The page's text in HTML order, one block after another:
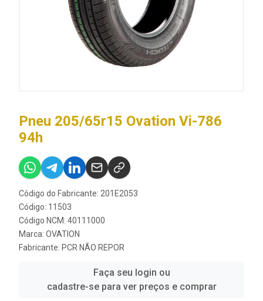
Pneu 205/65r15 Ovation Vi-786
94h
Código do Fabricante: 201E2053
Código: 11503
Código NCM: 40111000
Marca: OVATION
Fabricante: PCR NÃO REPOR
Faça seu login ou
cadastre-se para ver preços e comprar